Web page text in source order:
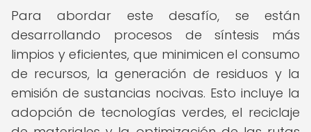
Para abordar este desafío, se están
desarrollando procesos de síntesis más
limpios y eficientes, que minimicen el consumo
de recursos, la generación de residuos y la
emisión de sustancias nocivas. Esto incluye la
adopción de tecnologías verdes, el reciclaje